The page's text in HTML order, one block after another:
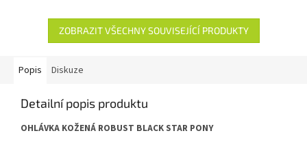
ZOBRAZIT VŠECHNY SOUVISEJÍCÍ PRODUKTY
Popis Diskuze
Detailní popis produktu
OHLÁVKA KOŽENÁ ROBUST BLACK STAR PONY